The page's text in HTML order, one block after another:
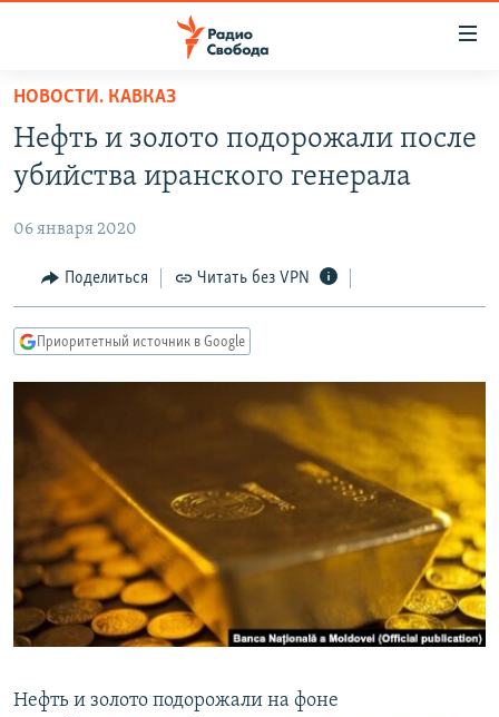
упрощенного
доступа
Вернуться
основному
Вернутся
главной
навигации
Вернутся
поиску
ПРОГРАММЫ
ПОДКАСТЫ
АВТОРСКИЕ ПРОЕКТЫ
ЦИТАТЫ СВОБОДЫ
МНЕНИЯ
IDEL.РЕАЛИИ
КАВКАЗ.РЕАЛИИ
СЕВЕР.РЕАЛИИ
СИБИРЬ.РЕАЛИИ
РАСПИСАНИЕ ВЕЩАНИЯ
ПОДПИШИТЕСЬ НА РАССЫЛКУ
СОЦИАЛЬНЫЕ СЕТИ
НОВОСТИ. КАВКАЗ
Нефть и золото подорожали после
убийства иранского генерала
06 января 2020
Поделиться Читать без VPN
Приоритетный источник в Google
Нефть и золото подорожали на фоне